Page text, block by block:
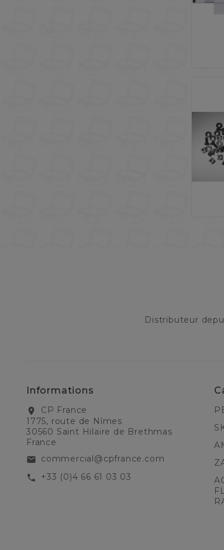
Distributeur
Informations
location_on
CP France
1775, route de Nîmes
30560 Saint Hilaire de Brethmas
France
email commercial@cpfrance.com
call +33 (0)4 66 61 03 03